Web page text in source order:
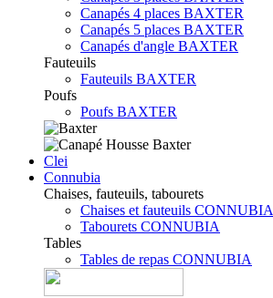
Canapés 4 places BAXTER
Canapés 5 places BAXTER
Canapés d'angle BAXTER
Fauteuils
Fauteuils BAXTER
Poufs
Poufs BAXTER
Clei
Connubia
Chaises, fauteuils, tabourets
Chaises et fauteuils CONNUBIA
Tabourets CONNUBIA
Tables
Tables de repas CONNUBIA